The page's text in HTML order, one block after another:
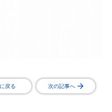
戻る 次の記事へ